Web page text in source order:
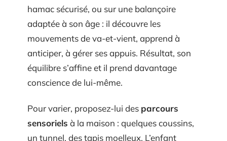
hamac sécurisé, ou sur une balançoire
adaptée à son âge : il découvre les
mouvements de va-et-vient, apprend à
anticiper, à gérer ses appuis. Résultat, son
équilibre s’affine et il prend davantage
conscience de lui-même.
Pour varier, proposez-lui des parcours
sensoriels à la maison : quelques coussins,
un tunnel, des tapis moelleux. L’enfant